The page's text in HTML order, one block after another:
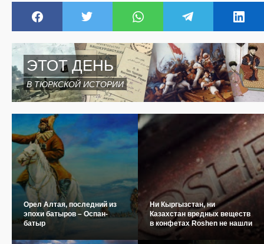
ЭТОТ ДЕНЬ
В ТЮРКСКОЙ ИСТОРИИ
Орел Алтая, последний из
эпохи батыров – Оспан-
батыр
Ни Кыргызстан, ни
Казахстан вредных веществ
в конфетах Roshen не нашли